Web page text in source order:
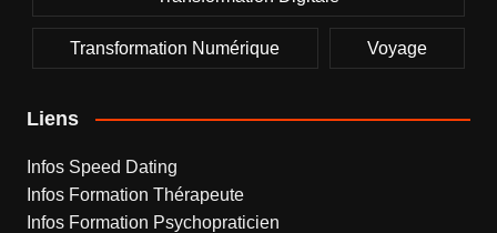
Transformation Numérique Voyage
Liens
Infos Speed Dating
Infos Formation Thérapeute
Infos Formation Psychopraticien